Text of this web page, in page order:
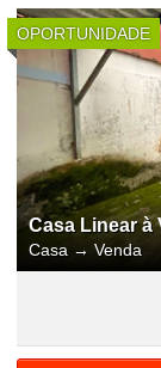
OPORTUNIDADE
Casa Linear à
Casa → Venda